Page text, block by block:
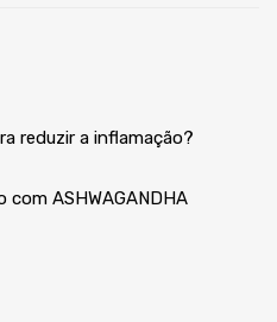
reduzir a inflamação?
com ASHWAGANDHA